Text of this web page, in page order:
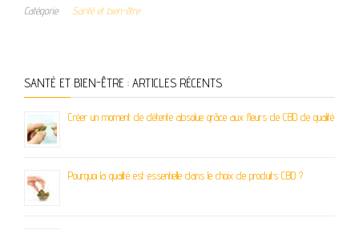
Catégorie Santé et bien-être
SANTÉ ET BIEN-ÊTRE : ARTICLES RÉCENTS
Créer un moment de détente absolue grâce aux fleurs de CBD de qualité
Pourquoi la qualité est essentielle dans le choix de produits CBD ?